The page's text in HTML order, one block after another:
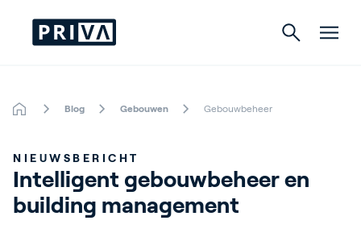
Tuinbouw
Gebouwen
Indoor Growing
Blog Gebouwen Gebouwbeheer
NIEUWSBERICHT
Intelligent gebouwbeheer en
building management